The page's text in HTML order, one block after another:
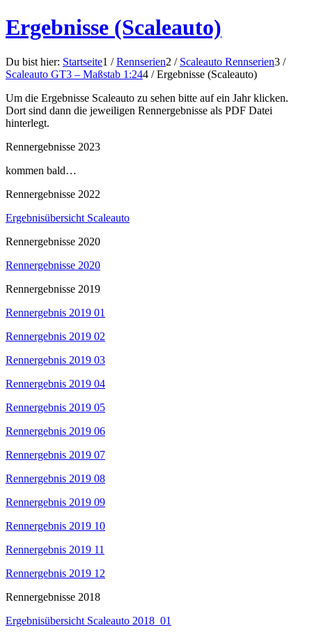
Ergebnisse (Scaleauto)
Du bist hier: Startseite1 / Rennserien2 / Scaleauto Rennserien3 /
Scaleauto GT3 – Maßstab 1:244 / Ergebnisse (Scaleauto)
Um die Ergebnisse Scaleauto zu sehen bitte auf ein Jahr klicken.
Dort sind dann die jeweiligen Rennergebnisse als PDF Datei
hinterlegt.
Rennergebnisse 2023
kommen bald…
Rennergebnisse 2022
Ergebnisübersicht Scaleauto
Rennergebnisse 2020
Rennergebnisse 2020
Rennergebnisse 2019
Rennergebnis 2019 01
Rennergebnis 2019 02
Rennergebnis 2019 03
Rennergebnis 2019 04
Rennergebnis 2019 05
Rennergebnis 2019 06
Rennergebnis 2019 07
Rennergebnis 2019 08
Rennergebnis 2019 09
Rennergebnis 2019 10
Rennergebnis 2019 11
Rennergebnis 2019 12
Rennergebnisse 2018
Ergebnisübersicht Scaleauto 2018_01